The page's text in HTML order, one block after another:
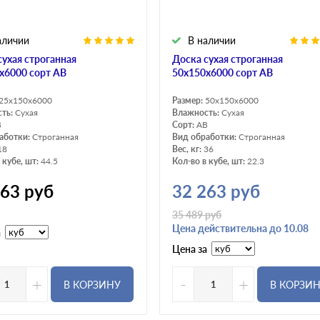
строганная
сорт AB
Сухая
Строганная
кубе, шт: 44.5
руб
+ В КОРЗИНУ
Доска сухая строганная
50х150х6000 сорт AB
В наличии
Размер: 50x150x6000
Влажность: Сухая
Сорт: АВ
Вид обработки: Строганная
Вес, кг: 36
Кол-во в кубе, шт: 22.3
32 263 руб
35 489руб
Цена действительна до 10.08
Цена за
- + В